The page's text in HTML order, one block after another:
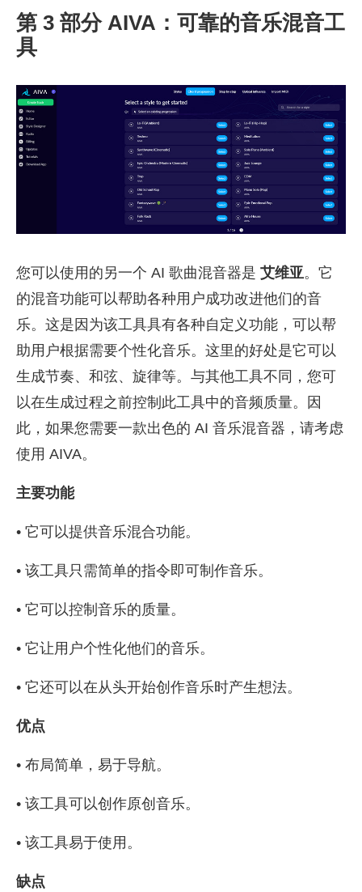
第 3 部分 AIVA：可靠的音乐混音工
具
您可以使用的另一个 AI 歌曲混音器是 艾维亚。它
的混音功能可以帮助各种用户成功改进他们的音
乐。这是因为该工具具有各种自定义功能，可以帮
助用户根据需要个性化音乐。这里的好处是它可以
生成节奏、和弦、旋律等。与其他工具不同，您可
以在生成过程之前控制此工具中的音频质量。因
此，如果您需要一款出色的 AI 音乐混音器，请考虑
使用 AIVA。
主要功能
• 它可以提供音乐混合功能。
• 该工具只需简单的指令即可制作音乐。
• 它可以控制音乐的质量。
• 它让用户个性化他们的音乐。
• 它还可以在从头开始创作音乐时产生想法。
优点
• 布局简单，易于导航。
• 该工具可以创作原创音乐。
• 该工具易于使用。
缺点